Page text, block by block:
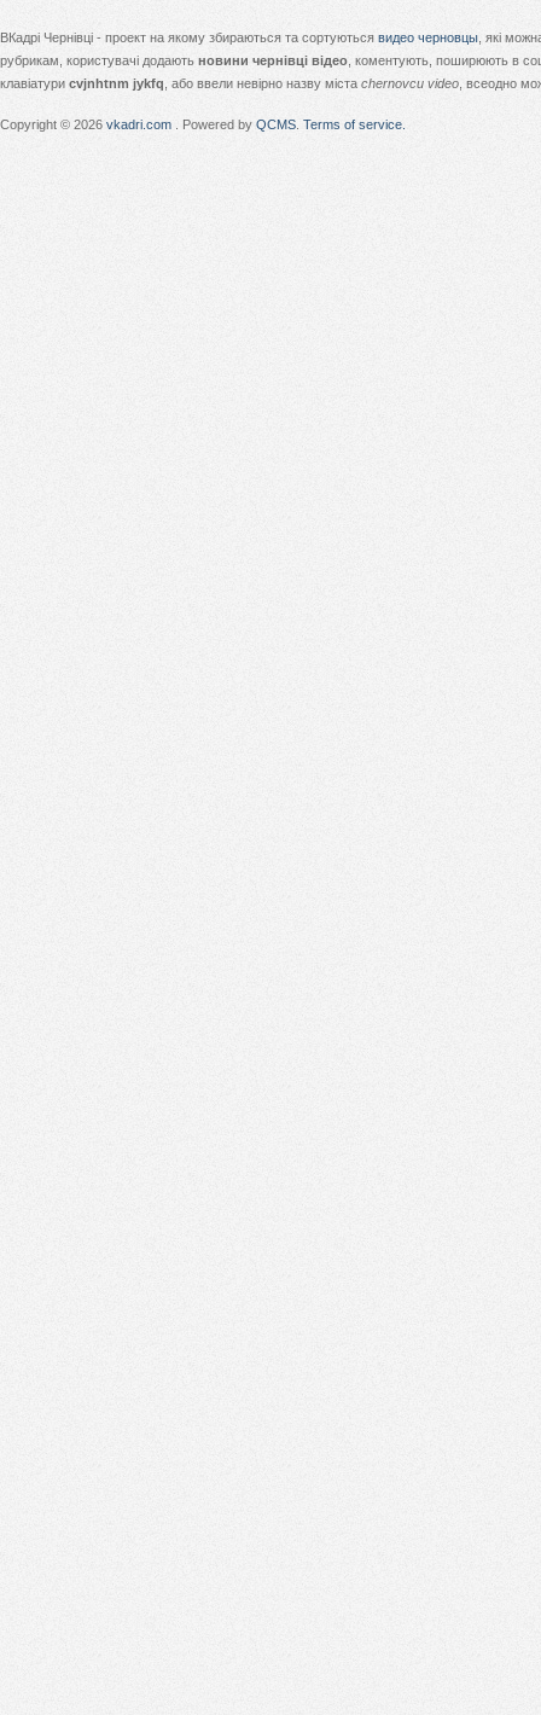
ВКадрі Чернівці - проект на якому збираються та сортуються видео черновцы , які
рубрикам, користувачі додають новини чернівці відео , коментують, поширюють в
клавіатури cvjnhtnm jykfq , або ввели невірно назву міста chernovcu video , всеодно
Copyright © 2026 vkadri.com . Powered by QCMS Terms of service.